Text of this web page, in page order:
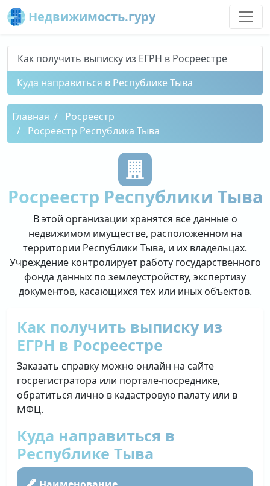
Недвижимость.гуру
Как получить выписку из ЕГРН в Росреестре
Куда направиться в Республике Тыва
Главная
Росреестр
Росреестр Республика Тыва
Росреестр Республики Тыва
В этой организации хранятся все данные о
недвижимом имуществе, расположенном на
территории Республики Тыва, и их владельцах.
Учреждение контролирует работу государственного
фонда данных по землеустройству, экспертизу
документов, касающихся тех или иных объектов.
Как получить выписку из
ЕГРН в Росреестре
Заказать справку можно онлайн на сайте
госрегистратора или портале-посреднике,
обратиться лично в кадастровую палату или в
МФЦ.
Куда направиться в
Республике Тыва